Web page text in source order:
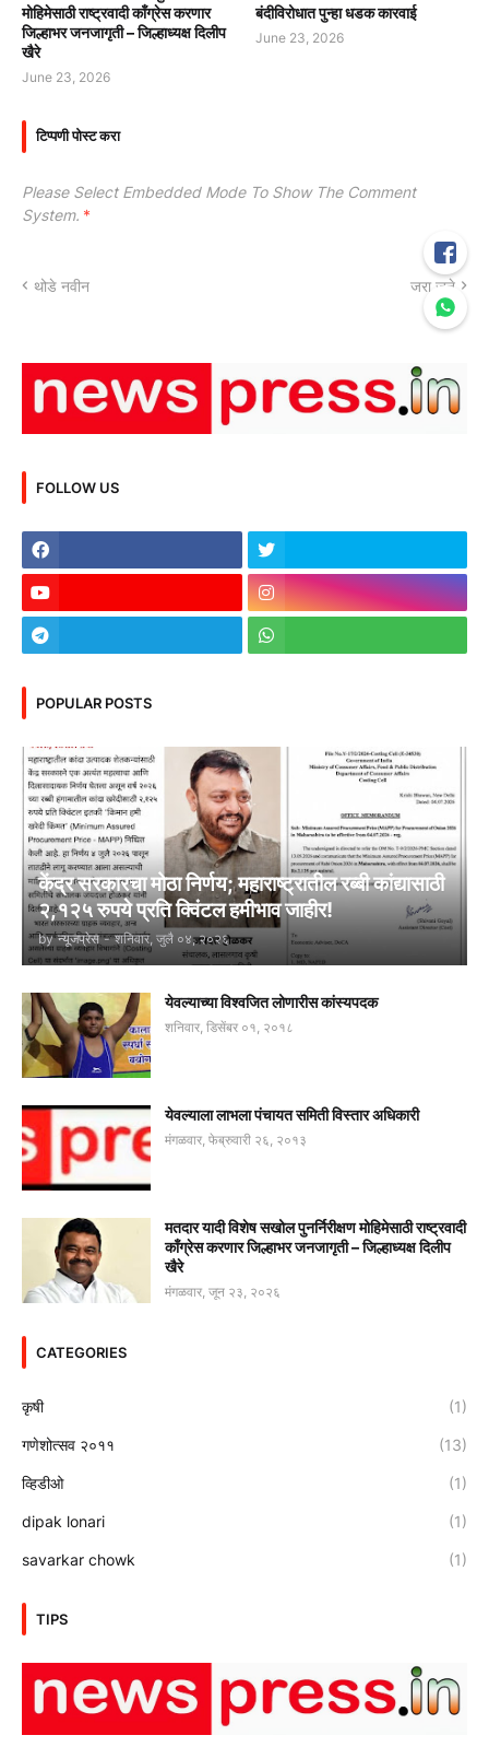
मोहिमेसाठी राष्ट्रवादी काँग्रेस करणार
जिल्हाभर जनजागृती – जिल्हाध्यक्ष दिलीप
खैरे
June 23, 2026
बंदीविरोधात पुन्हा धडक कारवाई
June 23, 2026
टिप्पणी पोस्ट करा
Please Select Embedded Mode To Show The Comment
System. *
थोडे नवीन जरा जुने
FOLLOW US
POPULAR POSTS
केंद्र सरकारचा मोठा निर्णय; महाराष्ट्रातील रब्बी कांद्यासाठी
२,१२५ रुपये प्रति क्विंटल हमीभाव जाहीर!
by न्यूजप्रेस - शनिवार, जुलै ०४, २०२६
येवल्याच्या विश्वजित लोणारीस कांस्यपदक
शनिवार, डिसेंबर ०१, २०१८
येवल्याला लाभला पंचायत समिती विस्तार अधिकारी
मंगळवार, फेब्रुवारी २६, २०१३
मतदार यादी विशेष सखोल पुनर्निरीक्षण मोहिमेसाठी राष्ट्रवादी
काँग्रेस करणार जिल्हाभर जनजागृती – जिल्हाध्यक्ष दिलीप
खैरे
मंगळवार, जून २३, २०२६
CATEGORIES
कृषी (1)
गणेशोत्सव २०११ (13)
व्हिडीओ (1)
dipak lonari (1)
savarkar chowk (1)
TIPS